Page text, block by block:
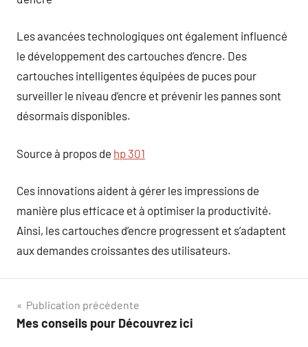
Les avancées technologiques ont également influencé
le développement des cartouches d’encre. Des
cartouches intelligentes équipées de puces pour
surveiller le niveau d’encre et prévenir les pannes sont
désormais disponibles.
Source à propos de hp 301
Ces innovations aident à gérer les impressions de
manière plus efficace et à optimiser la productivité.
Ainsi, les cartouches d’encre progressent et s’adaptent
aux demandes croissantes des utilisateurs.
Navigation
de
Publication précédente
Mes conseils pour Découvrez ici